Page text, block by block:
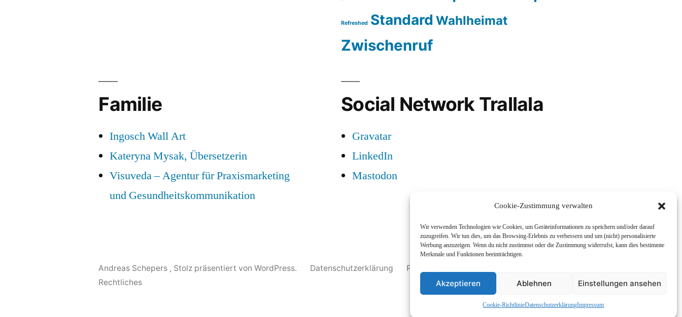
Cookie-Zustimmung verwalten
Wir verwenden Technologien wie Cookies, um Geräteinformationen zu speichern und/oder darauf
zuzugreifen. Wir tun dies, um das Browsing-Erlebnis zu verbessern und um (nicht) personalisierte
Werbung anzuzeigen. Wenn du nicht zustimmst oder die Zustimmung widerrufst, kann dies bestimmte
Merkmale und Funktionen beeinträchtigen.
Akzeptieren Ablehnen Einstellungen ansehen
Cookie-RichtlinieDatenschutzerklärungImpressum
Refreshed Standard Wahlheimat
Zwischenruf
Familie
Ingosch Wall Art
Kateryna Mysak, Übersetzerin
Visuveda – Agentur für Praxismarketing
und Gesundheitskommunikation
Social Network Trallala
Gravatar
LinkedIn
Mastodon
Andreas Schepers , Stolz präsentiert von WordPress. Datenschutzerklärung Profil
Rechtliches